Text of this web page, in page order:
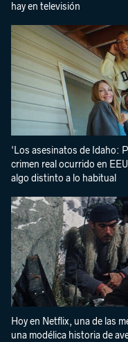
hay en televisión
'Los asesinatos de Idaho:
crimen real ocurrido en
algo distinto a lo habitual
Hoy en Netflix, una de las
una modélica historia de